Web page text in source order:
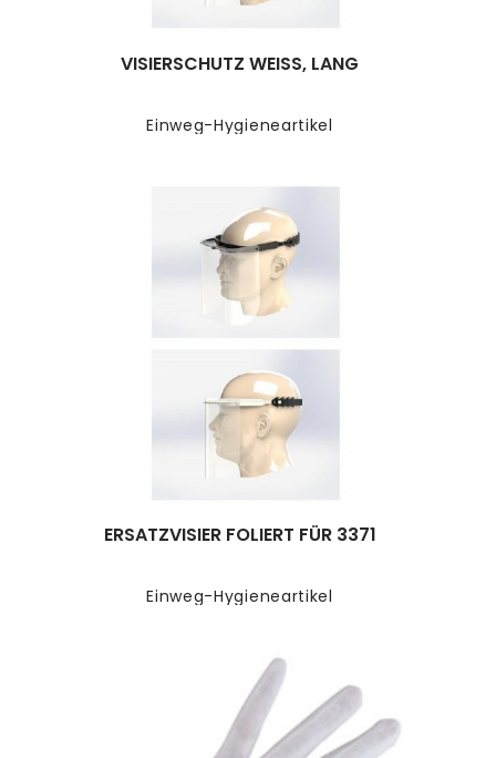
Einweg-Hygieneartikel
VISIERSCHUTZ WEISS, LANG
Einweg-Hygieneartikel
ERSATZVISIER FOLIERT FÜR 3371